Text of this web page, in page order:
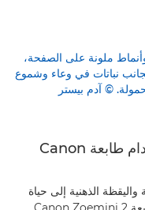
تحويل اللحظات إلى ذكريات باستخدام طابعة Canon
الذهنية إلى حياة